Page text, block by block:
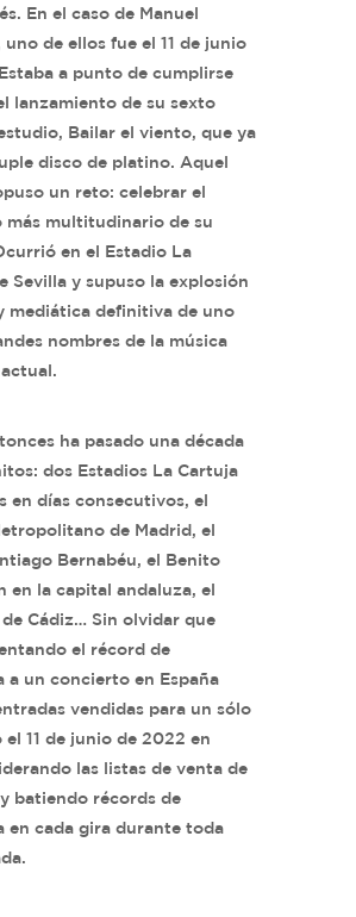
En el caso de Manuel
uno de ellos fue el 11 de junio
a punto de cumplirse
lanzamiento de su sexto
Bailar el viento, que ya
disco de platino. Aquel
un reto: celebrar el
más multitudinario de su
en el Estadio La
Sevilla y supuso la explosión
mediática definitiva de uno
nombres de la música
ha pasado una década
dos Estadios La Cartuja
en días consecutivos, el
de Madrid, el
Bernabéu, el Benito
en la capital andaluza, el
de Cádiz… Sin olvidar que
el récord de
a un concierto en España
vendidas para un sólo
11 de junio de 2022 en
las listas de venta de
batiendo récords de
en cada gira durante toda